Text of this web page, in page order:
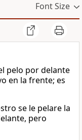
Font Size
pelo por delante
en la frente; es
se le pelare la
pero